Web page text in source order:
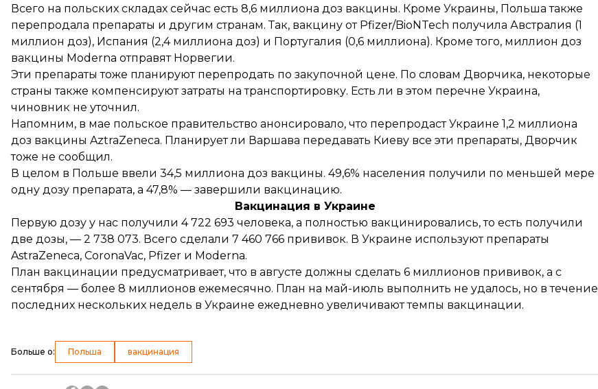
Всего на польских складах сейчас есть 8,6 миллиона доз вакцины. Кроме Украины, Польша также
перепродала препараты и другим странам. Так, вакцину от Pfizer/BioNTech получила Австралия (1
миллион доз), Испания (2,4 миллиона доз) и Португалия (0,6 миллиона). Кроме того, миллион доз
вакцины Moderna отправят Норвегии.
Эти препараты тоже планируют перепродать по закупочной цене. По словам Дворчика, некоторые
страны также компенсируют затраты на транспортировку. Есть ли в этом перечне Украина,
чиновник не уточнил.
Напомним, в мае польское правительство анонсировало, что перепродаст Украине 1,2 миллиона
доз вакцины AztraZeneca. Планирует ли Варшава передавать Киеву все эти препараты, Дворчик
тоже не сообщил.
В целом в Польше ввели 34,5 миллиона доз вакцины. 49,6% населения получили по меньшей мере
одну дозу препарата, а 47,8% — завершили вакцинацию.
Вакцинация в Украине
Первую дозу у нас получили 4 722 693 человека, а полностью вакцинировались, то есть получили
две дозы, — 2 738 073. Всего сделали 7 460 766 прививок. В Украине используют препараты
AstraZeneca, CoronaVac, Pfizer и Moderna.
План вакцинации предусматривает, что в августе должны сделать 6 миллионов прививок, а с
сентября — более 8 миллионов ежемесячно. План на май-июль выполнить не удалось, но в течение
последних нескольких недель в Украине ежедневно увеличивают темпы вакцинации.
Больше о: Польша вакцинация